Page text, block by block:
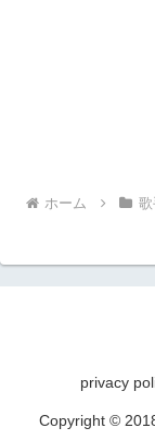
ホーム
privacy
Copyright ©